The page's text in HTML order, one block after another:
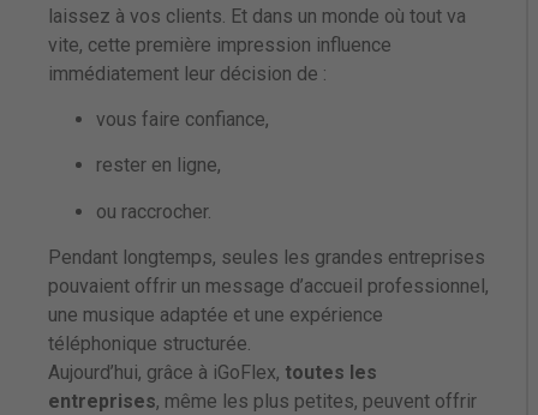
laissez à vos clients. Et dans un monde où tout va
vite, cette première impression influence
immédiatement leur décision de :
vous faire confiance,
rester en ligne,
ou raccrocher.
Pendant longtemps, seules les grandes entreprises
pouvaient offrir un message d’accueil professionnel,
une musique adaptée et une expérience
téléphonique structurée.
Aujourd’hui, grâce à iGoFlex, toutes les
entreprises, même les plus petites, peuvent offrir